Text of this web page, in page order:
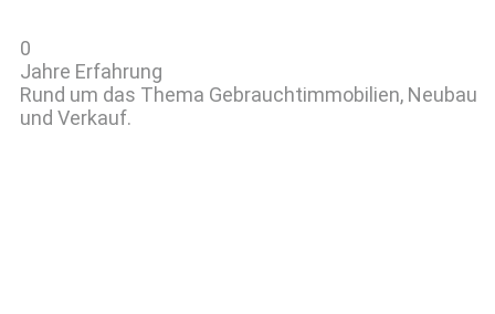
0
Jahre Erfahrung
Rund um das Thema Gebrauchtimmobilien, Neubau
und Verkauf.